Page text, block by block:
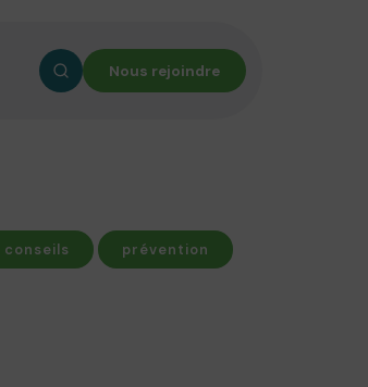
Nous rejoindre
conseils prévention